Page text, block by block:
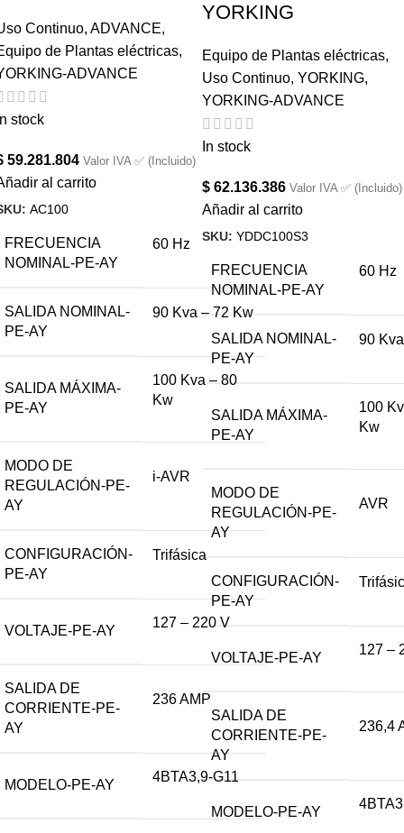
Continuo, ADVANCE,
de Plantas eléctricas,
ADVANCE
stock
59.281.804 Valor IVA ✅ (Incluido)
al carrito
AC100
FRECUENCIA
NOMINAL-PE-AY
60 Hz
SALIDA NOMINAL-
PE-AY
90 Kva – 72 Kw
SALIDA MÁXIMA-
PE-AY
100 Kva – 80
Kw
MODO DE
REGULACIÓN-PE-
AY
i-AVR
CONFIGURACIÓN-
PE-AY
Trifásica
VOLTAJE-PE-AY
127 – 220 V
SALIDA DE
CORRIENTE-PE-
AY
236 AMP
MODELO-PE-AY
4BTA3,9-G11
YORKING
Equipo de Plantas eléctricas,
Uso Continuo, YORKING,
YORKING-ADVANCE
In stock
$ 62.136.386 Valor IVA ✅ (Incluido)
Añadir al carrito
SKU: YDDC100S3
FRECUENCIA
NOMINAL-PE-AY
60 Hz
SALIDA NOMINAL-
PE-AY
90
SALIDA MÁXIMA-
PE-AY
100
Kw
MODO DE
REGULACIÓN-PE-
AY
AVR
CONFIGURACIÓN-
PE-AY
VOLTAJE-PE-AY
127 –
SALIDA DE
CORRIENTE-PE-
AY
236,4
MODELO-PE-AY